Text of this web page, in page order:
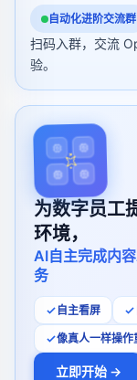
自动化进阶交流群
扫码入群，交流
验。
为数字员工
环境，
AI自主完成内
务
自主看屏
像真人一样操作
立即开始 →